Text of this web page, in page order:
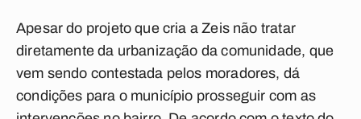
Apesar do projeto que cria a Zeis não tratar
diretamente da urbanização da comunidade, que
vem sendo contestada pelos moradores, dá
condições para o município prosseguir com as